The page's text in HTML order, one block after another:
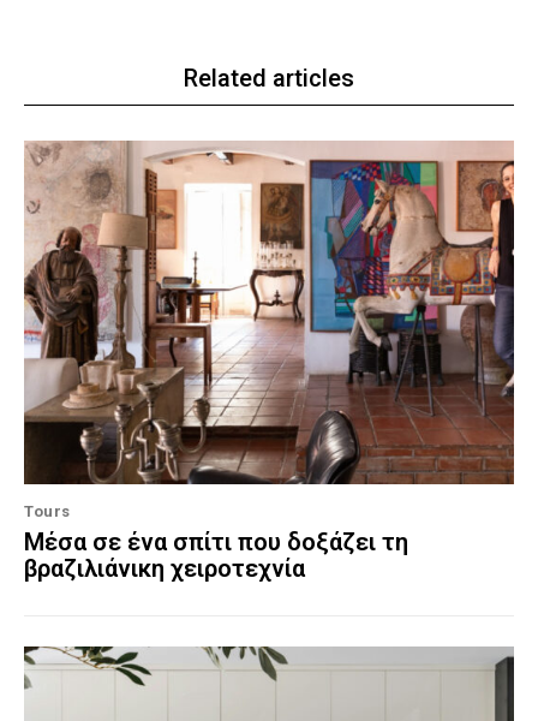
Related articles
Tours
Μέσα σε ένα σπίτι που δοξάζει τη
βραζιλιάνικη χειροτεχνία